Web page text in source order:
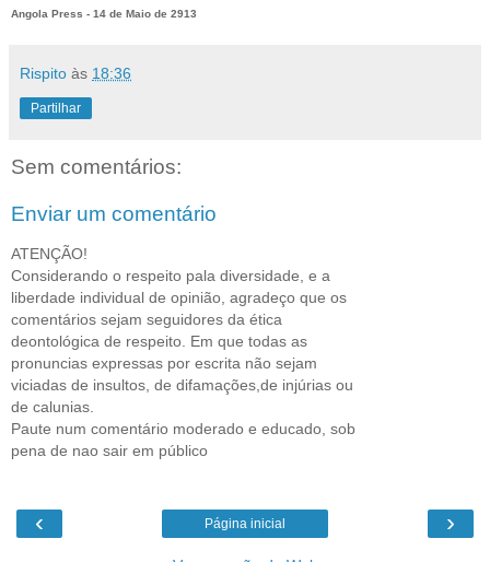
Angola Press - 14 de Maio de 2913
Rispito às 18:36
Partilhar
Sem comentários:
Enviar um comentário
ATENÇÃO!
Considerando o respeito pala diversidade, e a
liberdade individual de opinião, agradeço que os
comentários sejam seguidores da ética
deontológica de respeito. Em que todas as
pronuncias expressas por escrita não sejam
viciadas de insultos, de difamações,de injúrias ou
de calunias.
Paute num comentário moderado e educado, sob
pena de nao sair em público
‹ ›
Página inicial